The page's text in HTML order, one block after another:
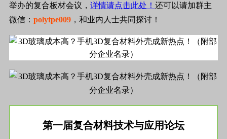
举办的复合板材会议， 详情请点击此处！ 还可以请加群主
微信： polytpe009 ，和业内人士共同探讨！
第一届复合材料技术与应用论坛